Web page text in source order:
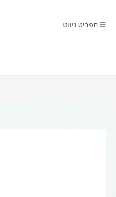
תפריט ניווט